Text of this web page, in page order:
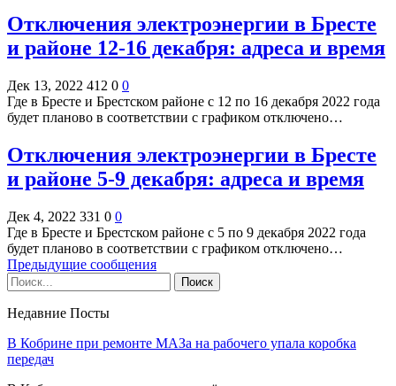
Отключения электроэнергии в Бресте
и районе 12-16 декабря: адреса и время
Дек 13, 2022 412 0 0
Где в Бресте и Брестском районе с 12 по 16 декабря 2022 года
будет планово в соответствии с графиком отключено…
Отключения электроэнергии в Бресте
и районе 5-9 декабря: адреса и время
Дек 4, 2022 331 0 0
Где в Бресте и Брестском районе с 5 по 9 декабря 2022 года
будет планово в соответствии с графиком отключено…
Предыдущие сообщения
Недавние Посты
В Кобрине при ремонте МАЗа на рабочего упала коробка
передач